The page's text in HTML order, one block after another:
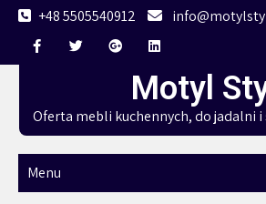
Skip
content
+48 5505540912
Motyl
Oferta mebli kuchennych, do jadalni i
Menu